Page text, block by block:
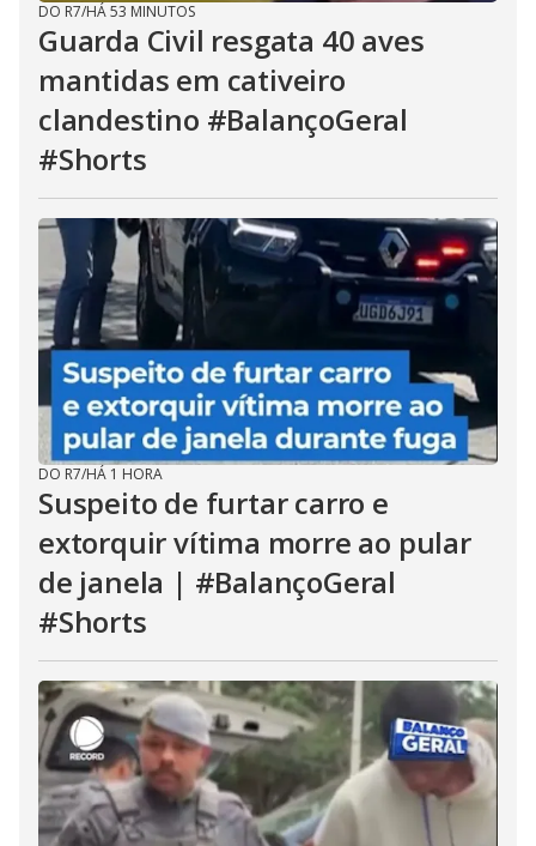
DO R7/HÁ 53 MINUTOS
Guarda Civil resgata 40 aves
mantidas em cativeiro
clandestino #BalançoGeral
#Shorts
DO R7/HÁ 1 HORA
Suspeito de furtar carro e
extorquir vítima morre ao pular
de janela | #BalançoGeral
#Shorts